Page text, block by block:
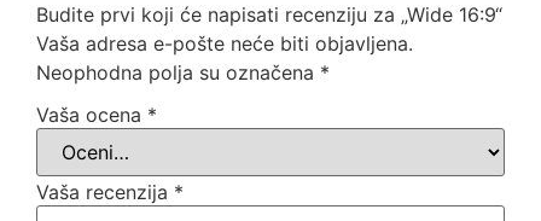
Budite prvi koji će napisati recenziju za „Wide 16:9“
Vaša adresa e-pošte neće biti objavljena.
Neophodna polja su označena *
Vaša ocena *
Vaša recenzija *